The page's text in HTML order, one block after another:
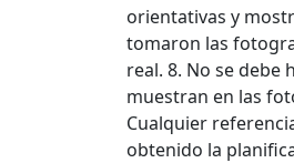
orientativas y
tomaron las
real. 8. No se debe
muestran en las
Cualquier
obtenido la